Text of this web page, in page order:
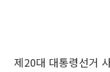
제20대 대통령선거